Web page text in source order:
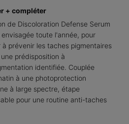
+ compléter
de Discoloration Defense Serum
toute l'année, pour
à prévenir les taches pigmentaires
prédisposition à
identifiée. Couplée
à une photoprotection
à large spectre, étape
pour une routine anti-taches